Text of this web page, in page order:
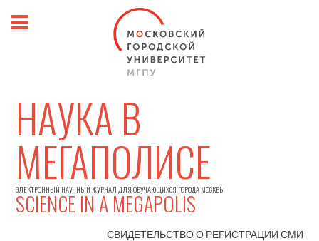
НАУКА В
МЕГАПОЛИСЕ
ЭЛЕКТРОННЫЙ НАУЧНЫЙ ЖУРНАЛ ДЛЯ ОБУЧАЮЩИХСЯ ГОРОДА МОСКВЫ
SCIENCE IN A MEGAPOLIS
СВИДЕТЕЛЬСТВО О РЕГИСТРАЦИИСМИ